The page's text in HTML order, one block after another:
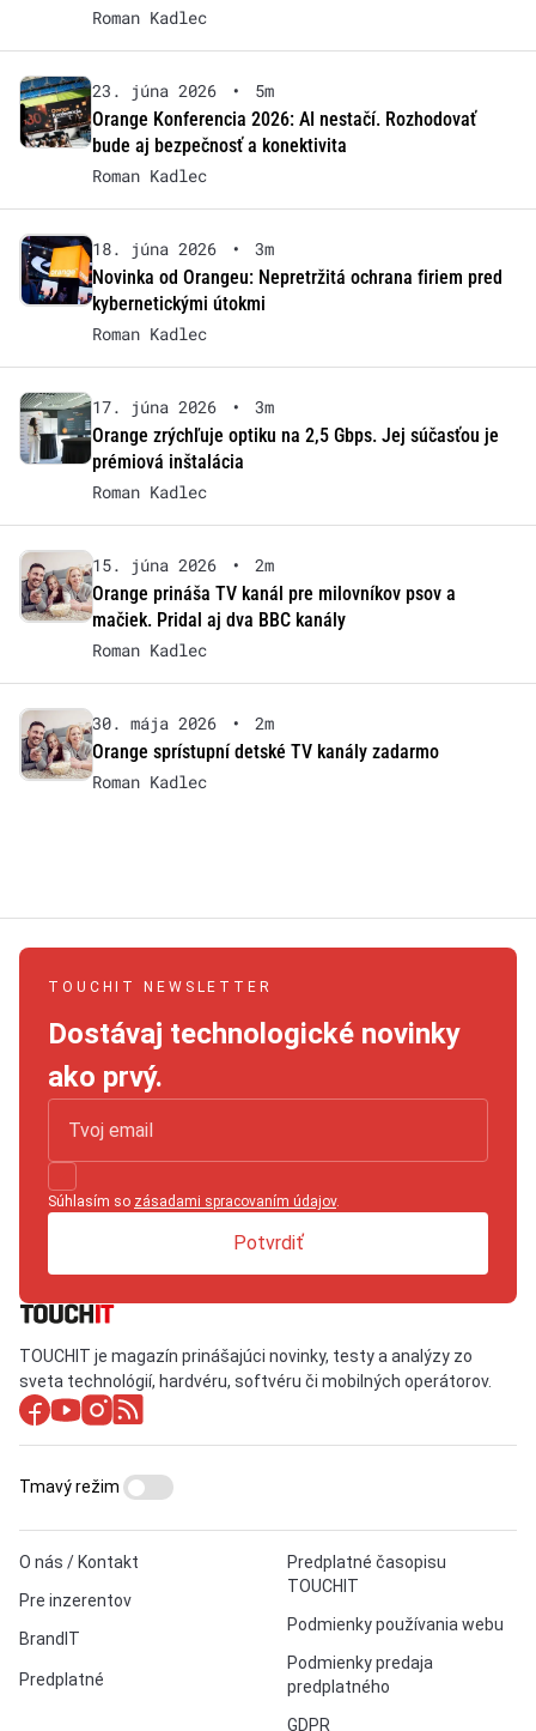
Roman Kadlec
23. júna 2026 •
5m
Orange Konferencia 2026: AI nestačí. Rozhodovať
bude aj bezpečnosť a konektivita
Roman Kadlec
18. júna 2026 •
3m
Novinka od Orangeu: Nepretržitá ochrana firiem pred
kybernetickými útokmi
Roman Kadlec
17. júna 2026 •
3m
Orange zrýchľuje optiku na 2,5 Gbps. Jej súčasťou je
prémiová inštalácia
Roman Kadlec
15. júna 2026 •
2m
Orange prináša TV kanál pre milovníkov psov a
mačiek. Pridal aj dva BBC kanály
Roman Kadlec
30. mája 2026 •
2m
Orange sprístupní detské TV kanály zadarmo
Roman Kadlec
TOUCHIT NEWSLETTER
Dostávaj technologické novinky
ako prvý.
Súhlasím so zásadami spracovaním údajov.
Potvrdiť
TOUCHIT je magazín prinášajúci novinky, testy a analýzy zo
sveta technológií, hardvéru, softvéru či mobilných operátorov.
O nás / Kontakt
Pre inzerentov
BrandIT
Predplatné
Predplatné časopisu
TOUCHIT
Podmienky používania webu
Podmienky predaja
predplatného
GDPR
Tmavý režim